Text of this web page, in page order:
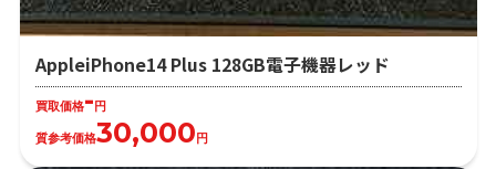
AppleiPhone14 Plus 128GB電子機器レッド
買取価格-円
質参考価格30,000円